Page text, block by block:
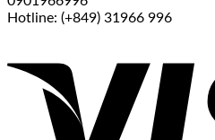
Hotline: (+849) 31966 996